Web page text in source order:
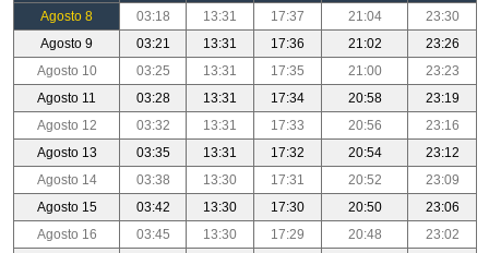
Agosto 8
03:18 13:31 17:37 21:04
23:30
Agosto 9
03:21 13:31 17:36 21:02
23:26
Agosto 10
03:25 13:31 17:35 21:00
23:23
Agosto 11
03:28 13:31 17:34 20:58
23:19
Agosto 12
03:32 13:31 17:33 20:56
23:16
Agosto 13
03:35 13:31 17:32 20:54
23:12
Agosto 14
03:38 13:30 17:31 20:52
23:09
Agosto 15
03:42 13:30 17:30 20:50
23:06
Agosto 16
03:45 13:30 17:29 20:48
23:02